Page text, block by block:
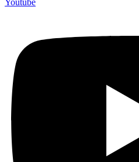
Youtube